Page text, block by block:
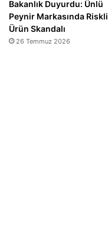
Bakanlık Duyurdu: Ünlü
Peynir Markasında Riskli
Ürün Skandalı
26 Temmuz 2026